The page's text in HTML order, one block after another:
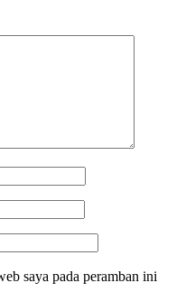
saya pada peramban ini